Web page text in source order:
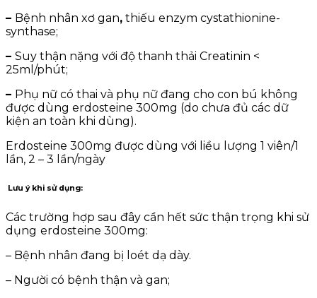
– Bệnh nhân xơ gan, thiếu enzym cystathionine-
synthase;
– Suy thận nặng với độ thanh thải Creatinin <
25ml/phút;
– Phụ nữ có thai và phụ nữ đang cho con bú không
được dùng erdosteine 300mg (do chưa đủ các dữ
kiện an toàn khi dùng).
Erdosteine 300mg được dùng với liều lượng 1 viên/1
lần, 2 – 3 lần/ngày
Lưu ý khi sử dụng:
Các trường hợp sau đây cần hết sức thận trọng khi sử
dụng erdosteine 300mg:
– Bệnh nhân đang bị loét dạ dày.
– Người có bệnh thận và gan;